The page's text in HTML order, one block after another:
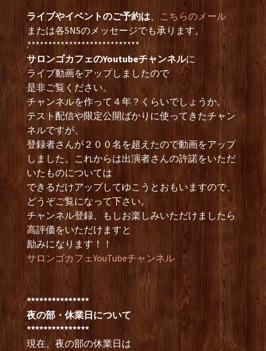
ライブやイベントのご予約は、 こちらのメール
または各SNSのメッセージでも承ります。
.***************************
サロンゴカフェのYoutubeチャンネルに
ライブ動画をアップしましたので
是非ご覧ください。
チャンネルを作って４年？くらいでしょうか。
テスト配信や限定公開ばかりに使ってきたチャン
ネルですが、
登録者さんが２００名を超えたので動画をアップ
しました。これからは出演者さんの許諾をいただ
いたものについては
できるだけアップしてゆこうとおもいますので、
どうぞご覧になって下さい。
チャンネル登録、もしお楽しみいただけましたら
高評価をいただけますと
励みになります！！
サロンゴカフェYouTubeチャンネル
***************
夜の部・休業日について
***************
現在、夜の部の休業日は